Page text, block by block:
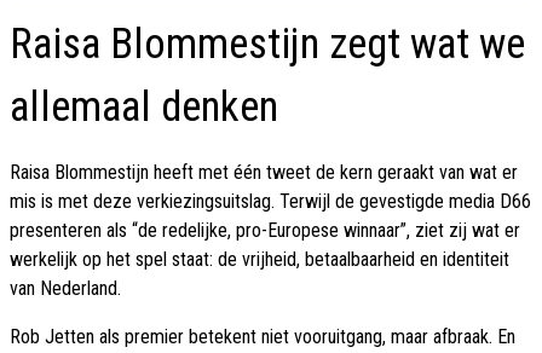
Raisa Blommestijn zegt wat we
allemaal denken
Raisa Blommestijn heeft met één tweet de kern geraakt van wat er
mis is met deze verkiezingsuitslag. Terwijl de gevestigde media D66
presenteren als “de redelijke, pro-Europese winnaar”, ziet zij wat er
werkelijk op het spel staat: de vrijheid, betaalbaarheid en identiteit
van Nederland.
Rob Jetten als premier betekent niet vooruitgang, maar afbraak. En